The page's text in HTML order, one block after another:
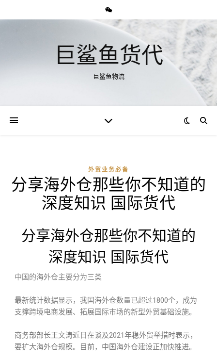
巨鲨鱼货代
巨鲨鱼物流
外贸业务必备
分享海外仓那些你不知道的
深度知识 国际货代
分享海外仓那些你不知道的
深度知识 国际货代
中国的海外仓主要分为三类
最新统计数据显示，我国海外仓数量已超过1800个，成为
支撑跨境电商发展、拓展国际市场的新型外贸基础设施。
商务部部长王文涛近日在谈及2021年稳外贸举措时表示，
要扩大海外仓规模。目前，中国海外仓建设正加快推进。